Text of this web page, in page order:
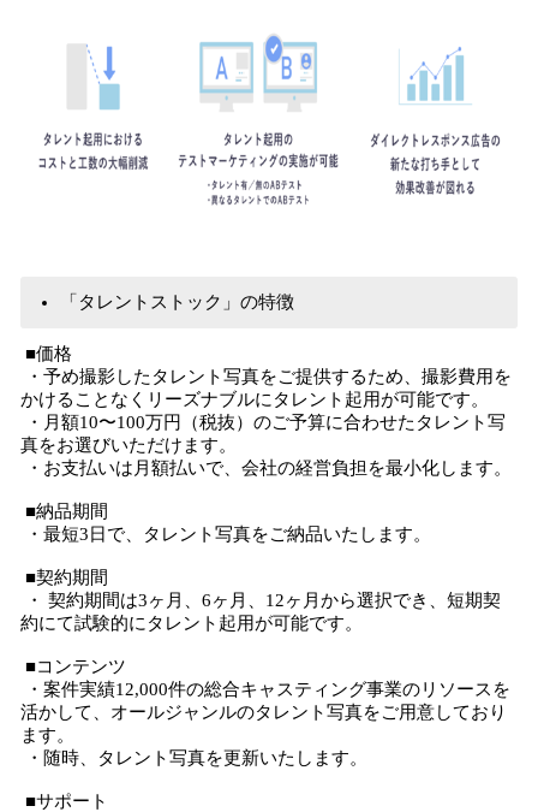
「タレントストック」の特徴
■価格
・予め撮影したタレント写真をご提供するため、撮影費用を
かけることなくリーズナブルにタレント起用が可能です。
・月額10〜100万円（税抜）のご予算に合わせたタレント写
真をお選びいただけます。
・お支払いは月額払いで、会社の経営負担を最小化します。
■納品期間
・最短3日で、タレント写真をご納品いたします。
■契約期間
・ 契約期間は3ヶ月、6ヶ月、12ヶ月から選択でき、短期契
約にて試験的にタレント起用が可能です。
■コンテンツ
・案件実績12,000件の総合キャスティング事業のリソースを
活かして、オールジャンルのタレント写真をご用意しており
ます。
・随時、タレント写真を更新いたします。
■サポート